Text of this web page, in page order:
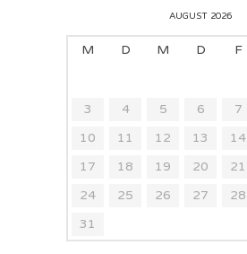
AUGUST 2026
M D M D F
3
4 5 6 7
10
11 12 13 14
17
18 19 20 21
24
25 26 27 28
31